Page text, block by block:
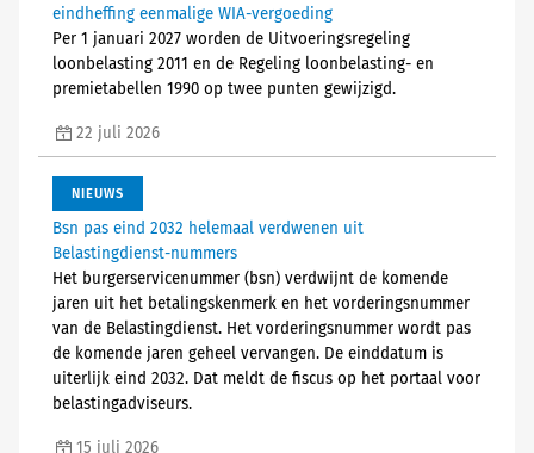
eindheffing eenmalige WIA-vergoeding
Per 1 januari 2027 worden de Uitvoeringsregeling
loonbelasting 2011 en de Regeling loonbelasting- en
premietabellen 1990 op twee punten gewijzigd.
22 juli 2026
NIEUWS
Bsn pas eind 2032 helemaal verdwenen uit
Belastingdienst-nummers
Het burgerservicenummer (bsn) verdwijnt de komende
jaren uit het betalingskenmerk en het vorderingsnummer
van de Belastingdienst. Het vorderingsnummer wordt pas
de komende jaren geheel vervangen. De einddatum is
uiterlijk eind 2032. Dat meldt de fiscus op het portaal voor
belastingadviseurs.
15 juli 2026